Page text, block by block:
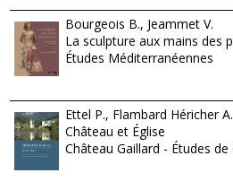
Bourgeois B., Jeammet V.
La sculpture aux mains des
Études Méditerranéennes
Ettel P., Flambard Héricher
Château et Église
Château Gaillard - Études